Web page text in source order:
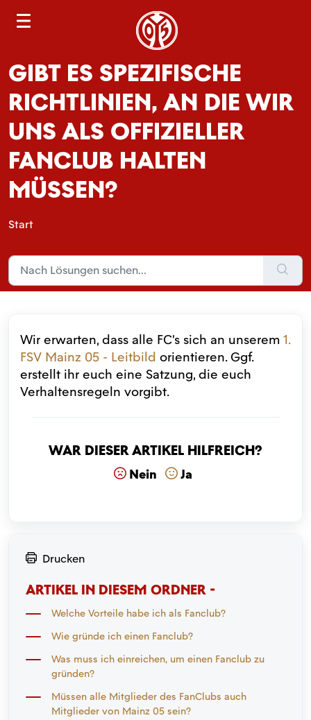
GIBT ES SPEZIFISCHE
RICHTLINIEN, AN DIE WIR
UNS ALS OFFIZIELLER
FANCLUB HALTEN
MÜSSEN?
Start
Wir erwarten, dass alle FC’s sich an unserem 1.
FSV Mainz 05 - Leitbild orientieren. Ggf.
erstellt ihr euch eine Satzung, die euch
Verhaltensregeln vorgibt.
War dieser Artikel hilfreich?
Nein Ja
Drucken
ARTIKEL IN DIESEM ORDNER -
Welche Vorteile habe ich als Fanclub?
Wie gründe ich einen Fanclub?
Was muss ich einreichen, um einen Fanclub zu
gründen?
Müssen alle Mitglieder des FanClubs auch
Mitglieder von Mainz 05 sein?